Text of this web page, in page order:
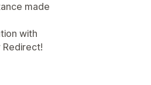
made
with